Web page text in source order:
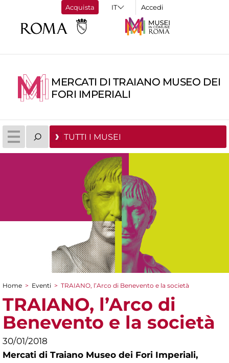
Acquista Accedi
MERCATI DI TRAIANO MUSEO DEI
FORI IMPERIALI
TUTTI I MUSEI
Tu sei qui
Home > Eventi > TRAIANO, l’Arco di Benevento e la società
TRAIANO, l’Arco di
Benevento e la società
30/01/2018
Mercati di Traiano Museo dei Fori Imperiali,